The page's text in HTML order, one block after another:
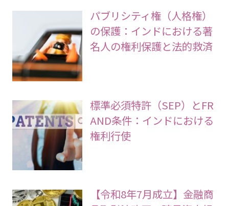
パブリシティ権（人格権）
の保護：インドにおける著
名人の権利保護と法的救済
標準必須特許（SEP）とFR
AND条件：インドにおける
権利行使
【令和8年7月成立】金融商